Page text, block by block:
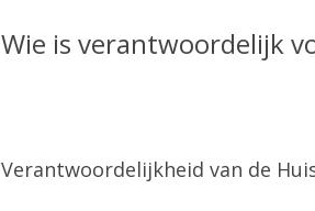
Wie is verantwoordelijk
Verantwoordelijkheid van de